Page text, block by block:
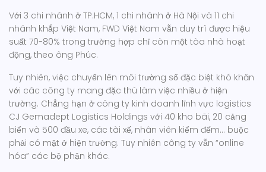
Với 3 chi nhánh ở TP.HCM, 1 chi nhánh ở Hà Nội và 11 chi
nhánh khắp Việt Nam, FWD Việt Nam vẫn duy trì được hiệu
suất 70-80% trong trường hợp chỉ còn một tòa nhà hoạt
động, theo ông Phúc.
Tuy nhiên, việc chuyển lên môi trường số đặc biệt khó khăn
với các công ty mang đặc thù làm việc nhiều ở hiện
trường. Chẳng hạn ở công ty kinh doanh lĩnh vực logistics
CJ Gemadept Logistics Holdings với 40 kho bãi, 20 cảng
biển và 500 đầu xe, các tài xế, nhân viên kiểm đếm… buộc
phải có mặt ở hiện trường. Tuy nhiên công ty vẫn “online
hóa” các bộ phận khác.